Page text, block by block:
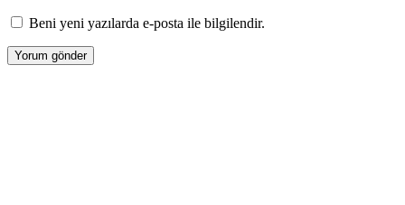
Beni yeni yazılarda e-posta ile bilgilendir.